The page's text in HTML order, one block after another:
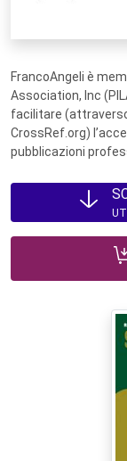
FrancoAngeli è
Association, Inc
facilitare
CrossRef.org)
pubblicazioni